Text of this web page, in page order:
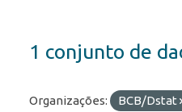
1 conjunto de
Organizações: BCB/Dstat